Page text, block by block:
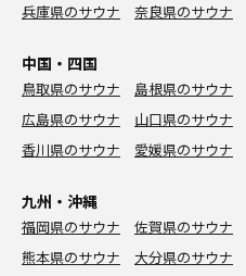
兵庫県のサウナ
奈良県のサウナ
中国・四国
鳥取県のサウナ 島根県のサウナ
広島県のサウナ
山口県のサウナ
香川県のサウナ
愛媛県のサウナ
九州・沖縄
福岡県のサウナ 佐賀県のサウナ
熊本県のサウナ
大分県のサウナ